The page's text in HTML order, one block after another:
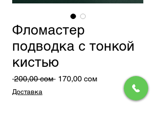
Фломастер
подводка с тонкой
кистью
200,00 сом Обычная
170,00 сом Спеццена
Доставка